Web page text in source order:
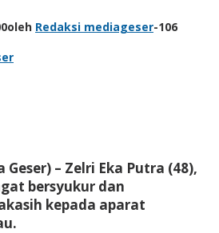
oleh Redaksi mediageser-106
Geser) – Zelri Eka Putra (48),
bersyukur dan
kepada aparat